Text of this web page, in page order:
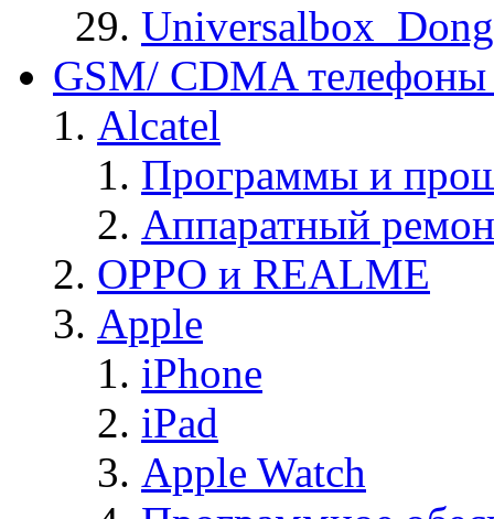
GSM/ CDMA
Alcatel
Программы и
Аппаратный
OPPO и REALME
Apple
iPhone
iPad
Apple Watch